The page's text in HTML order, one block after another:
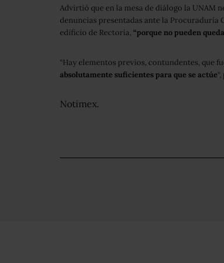
Advirtió que en la mesa de diálogo la UNAM
denuncias presentadas ante la Procuraduría
edificio de Rectoría, “porque no pueden
“Hay elementos previos, contundentes, que
absolutamente suficientes para que se actúe
Notimex.